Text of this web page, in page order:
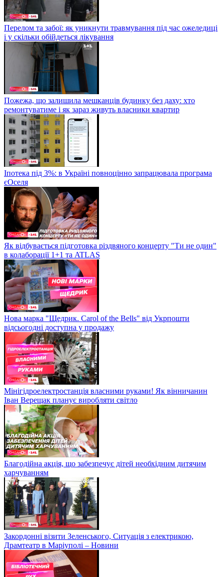
Перелом та забої: як уникнути травмування під час ожеледиці
і у скільки обійдеться лікування
Пожежа, що залишила мешканців будинку без даху: хто
ремонтуватиме і як зараз живуть власники квартир
Іпотека під 3%: в Україні повноцінно запрацювала програма
єОселя
Як відбувається підготовка різдвяного концерту "Ти не один"
в колаборації 1+1 та ATLAS
Нова марка "Щедрик. Carol of the Bells" від Укрпошти
відсьогодні доступна у продажу
Мінігідроелектростанція власними руками! Як вінничанин
Іван Верещак планує виробляти світло
Благодійна акція, що забезпечує дітей необхідним дитячим
харчуванням
Закордонні візити Зеленського, Ситуація з електрикою,
Драмтеатр в Маріуполі – Новини